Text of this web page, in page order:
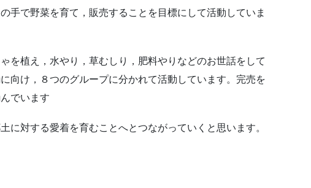
手で野菜を育て，販売することを目標にして活動していま
を植え，水やり，草むしり，肥料やりなどのお世話をして
向け，８つのグループに分かれて活動しています。完売を
でいます
に対する愛着を育むことへとつながっていくと思います。